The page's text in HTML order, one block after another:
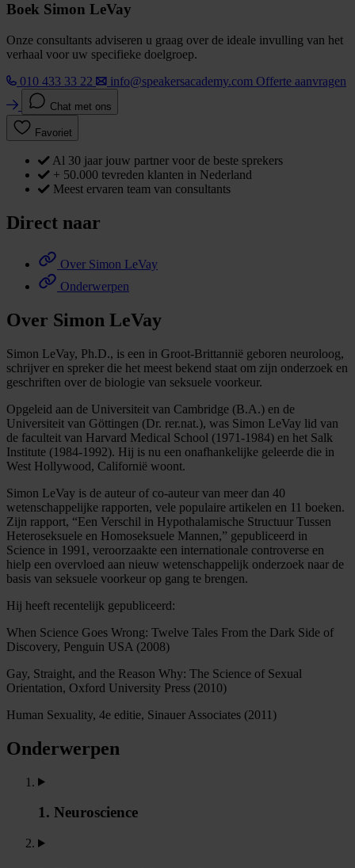
Boek Simon LeVay
Onze consultants adviseren u graag over de ideale invulling van het
verhaal voor uw specifieke doelgroep.
010 433 33 22
info@speakersacademy.com Offerte aanvragen
Chat met ons
Favoriet
Al 30 jaar jouw partner voor de beste sprekers
+ 50.000 tevreden klanten in Nederland
Meest ervaren team van consultants
Direct naar
Over Simon LeVay
Onderwerpen
Over Simon LeVay
Simon LeVay, Ph.D., is een in Groot-Brittannië geboren neuroloog,
schrijver en spreker die het meest bekend staat om zijn onderzoek en
geschriften over de biologie van seksuele voorkeur.
Opgeleid aan de Universiteit van Cambridge (B.A.) en de
Universiteit van Göttingen (Dr. rer.nat.), was Simon LeVay lid van
de faculteit van Harvard Medical School (1971-1984) en het Salk
Institute (1984-1992). Hij is nu een onafhankelijke geleerde die in
West Hollywood, Californië woont.
Simon LeVay is de auteur of co-auteur van meer dan 40
wetenschappelijke rapporten, vele populaire artikelen en 11 boeken.
Zijn rapport, “Een Verschil in Hypothalamische Structuur Tussen
Heteroseksuele en Homoseksuele Mannen,” gepubliceerd in
Science in 1991, veroorzaakte een internationale controverse en
hielp een overvloed aan nieuw wetenschappelijk onderzoek naar de
basis van seksuele voorkeur op gang te brengen.
Hij heeft recentelijk gepubliceerd:
When Science Goes Wrong: Twelve Tales From the Dark Side of
Discovery, Penguin USA (2008)
Gay, Straight, and the Reason Why: The Science of Sexual
Orientation, Oxford University Press (2010)
Human Sexuality, 4e editie, Sinauer Associates (2011)
Onderwerpen
1. Neuroscience